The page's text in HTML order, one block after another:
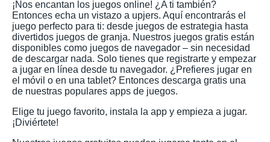
¡Nos encantan los juegos online! ¿A ti también?
Entonces echa un vistazo a upjers. Aquí encontrarás el
juego perfecto para ti: desde juegos de estrategia hasta
divertidos juegos de granja. Nuestros juegos gratis están
disponibles como juegos de navegador – sin necesidad
de descargar nada. Solo tienes que registrarte y empezar
a jugar en línea desde tu navegador. ¿Prefieres jugar en
el móvil o en una tablet? Entonces descarga gratis una
de nuestras populares apps de juegos.
Elige tu juego favorito, instala la app y empieza a jugar.
¡Diviértete!